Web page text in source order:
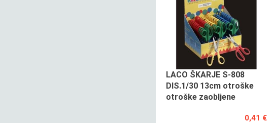
LACO ŠKARJE S-808
DIS.1/30 13cm otroške
otroške zaobljene
0,41 €